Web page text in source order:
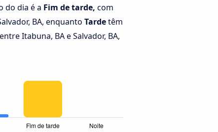
do dia é a Fim de tarde, com
BA, enquanto Tardetêm
Itabuna, BA e Salvador, BA,